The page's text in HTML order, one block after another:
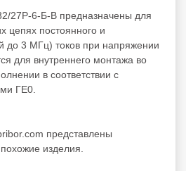
27Р-6-Б-В предназначены для
цепях постоянного и
до 3 МГц) токов при напряжении
для внутреннего монтажа во
в соответствии с
ГЕ0.
представлены
похожие изделия.